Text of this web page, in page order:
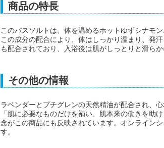
商品の特長
このバスソルトは、体を温めるホットゆずシナモ
この成分の配合により、体はしっかり温まり、発
も配合されており、入浴後は肌がしっとりと滑らか
その他の情報
ラベンダーとプチグレンの天然精油が配合され、
「肌に必要なものだけを補い、肌本来の働きを助
念がこの商品にも反映されています。オンライン
す。